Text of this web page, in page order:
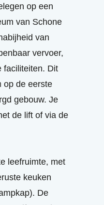
op een
van Schone
van
vervoer,
faciliteiten. Dit
op de eerste
gebouw. Je
de lift of via de
leefruimte, met
keuken
De